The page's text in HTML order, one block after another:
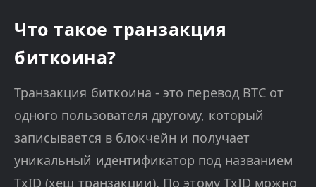
Что такое транзакция
биткоина?
Транзакция биткоина - это перевод BTC от
одного пользователя другому, который
записывается в блокчейн и получает
уникальный идентификатор под названием
TxID (хеш транзакции). По этому TxID можно